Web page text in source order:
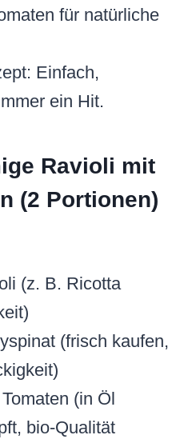
für natürliche
Einfach,
ein Hit.
Ravioli mit
(2 Portionen)
(z. B. Ricotta
(frisch kaufen,
(in Öl
bio-Qualität